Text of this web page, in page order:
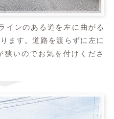
インのある道を左に曲がる
ます。道路を渡らずに左に
狭いのでお気を付けくださ